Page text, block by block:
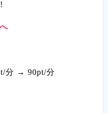
分 → 90pt/分